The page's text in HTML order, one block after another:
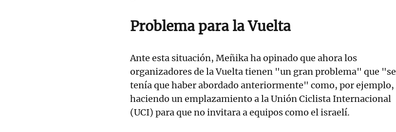
Problema para la Vuelta
Ante esta situación, Meñika ha opinado que ahora los
organizadores de la Vuelta tienen "un gran problema" que "se
tenía que haber abordado anteriormente" como, por ejemplo,
haciendo un emplazamiento a la Unión Ciclista Internacional
(UCI) para que no invitara a equipos como el israelí.